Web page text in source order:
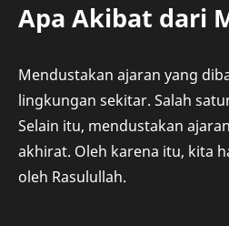
Apa Akibat dari
Mendustakan ajaran yang
lingkungan sekitar. Salah
Selain itu, mendustakan
akhirat. Oleh karena itu, kita
oleh Rasulullah.